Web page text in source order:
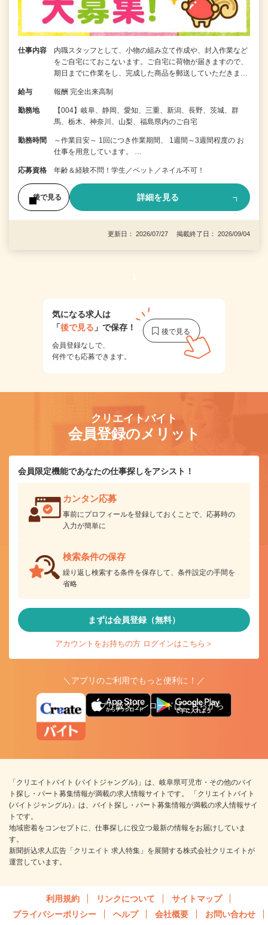
仕事内容
内職スタッフとして、小物の組み立て作成や、封入作業など
をご自宅にておこないます。ご自宅に荷物が届きますので、
期日までに作業をし、完成した商品を郵送していただきま…
給与 報酬 完全出来高制
勤務地
【004】岐阜、静岡、愛知、三重、新潟、長野、茨城、群
馬、栃木、神奈川、山梨、福島県内のご自宅
勤務時間
～作業目安～ 1回につき作業期間、 1週間～3週間程度の お
仕事を用意しています。 …
応募資格 年齢＆経験不問！学生／ペット／ネイル不可！
後で見る 詳細を見る
更新日： 2026/07/27 掲載終了日： 2026/09/04
1
気になる求人は
「後で見る 」で保存！
会員登録なしで、
何件でも応募できます。
クリエイトバイト
会員登録のメリット
会員限定機能であなたの仕事探しをアシスト！
カンタン応募
事前にプロフィールを登録しておくことで、応募時の
入力が簡単に
検索条件の保存
繰り返し検索する条件を保存して、条件設定の手間を
省略
まずは会員登録（無料）
アカウントをお持ちの方 ログインはこちら＞
＼アプリのご利用でもっと便利に！／
アプリ版ダウンロードはこちらから
「クリエイトバイト (バイトジャングル)」は、岐阜県可児市・その他のバイ
ト探し・パート募集情報が満載の求人情報サイトです。 「クリエイトバイト
(バイトジャングル)」は、バイト探し・パート募集情報が満載の求人情報サイ
トです。
地域密着をコンセプトに、仕事探しに役立つ最新の情報をお届けしていま
す。
新聞折込求人広告「クリエイト 求人特集」を展開する株式会社クリエイトが
運営しています。
利用規約 リンクについて
サイトマップ
プライバシーポリシー
ヘルプ 会社概要
お問い合わせ